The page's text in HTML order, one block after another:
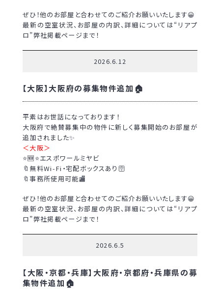
ぜひ！他のお部屋と合わせてのご紹介お願いいたします😀
最新の空室状況、お部屋の内訳、詳細については“リアプ
ロ”弊社掲載ページまで！
2026.6.12
【大阪】大阪府の募集物件追加🏠
平素はお世話になっております！
大阪府で絶賛募集中の物件に新しく募集開始のお部屋が
追加されました✨
＜大阪＞
⭐🆕⭐エスポワールミヤビ
🔖無料Wi-Fi・宅配ボックスあり🛜
🔖事務所使用可能🏬
ぜひ！他のお部屋と合わせてのご紹介お願いいたします😀
最新の空室状況、お部屋の内訳、詳細については“リアプ
ロ”弊社掲載ページまで！
2026.6.5
【大阪・京都・兵庫】大阪府・京都府・兵庫県の募
集物件追加🏠